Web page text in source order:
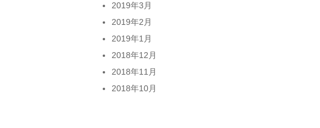
2019年3月
2019年2月
2019年1月
2018年12月
2018年11月
2018年10月